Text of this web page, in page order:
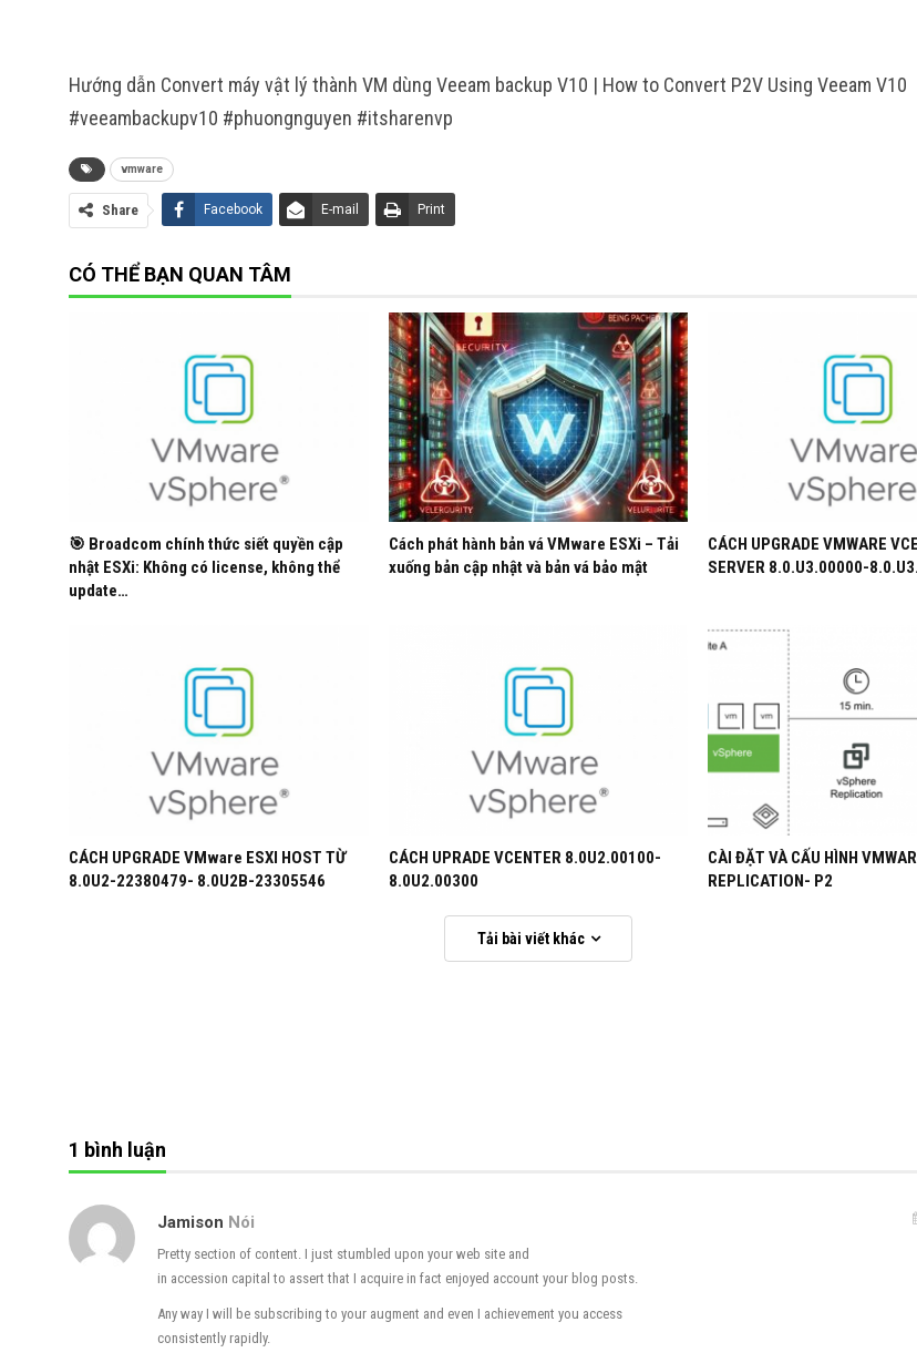
Hướng dẫn Convert máy vật lý thành VM dùng Veeam backup V10 | How to Convert P2V Using Veeam V10
#veeambackupv10 #phuongnguyen #itsharenvp
vmware
Share Facebook E-mail Print
CÓ THỂ BẠN QUAN TÂM
🎯 Broadcom chính thức siết quyền cập
nhật ESXi: Không có license, không thể
update…
Cách phát hành bản vá VMware ESXi – Tải
xuống bản cập nhật và bản vá bảo mật
CÁCH UPGRADE VMWARE
SERVER 8.0.U3.00000-
CÁCH UPGRADE VMware ESXI HOST TỪ
8.0U2-22380479- 8.0U2B-23305546
CÁCH UPRADE VCENTER 8.0U2.00100-
8.0U2.00300
CÀI ĐẶT VÀ CẤU HÌNH
REPLICATION- P2
Tải bài viết khác
1 bình luận
Jamison Nói
Pretty section of content. I just stumbled upon your web site and
in accession capital to assert that I acquire in fact enjoyed account your blog posts.
Any way I will be subscribing to your augment and even I achievement you access
consistently rapidly.